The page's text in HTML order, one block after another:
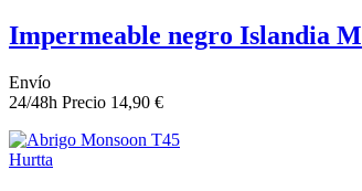
Impermeable negro Islandia M
Envío
24/48h Precio 14,90 €
Hurtta